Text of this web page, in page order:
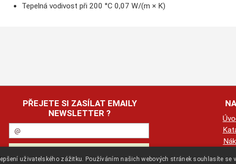
Tepelná vodivost při 200 °C 0,07 W/(m × K)
PŘEJETE SI ZASÍLAT EMAILY
NEWSLETTER ?
uživatelského zážitku. Používáním našich webových stránek souhlasíte se